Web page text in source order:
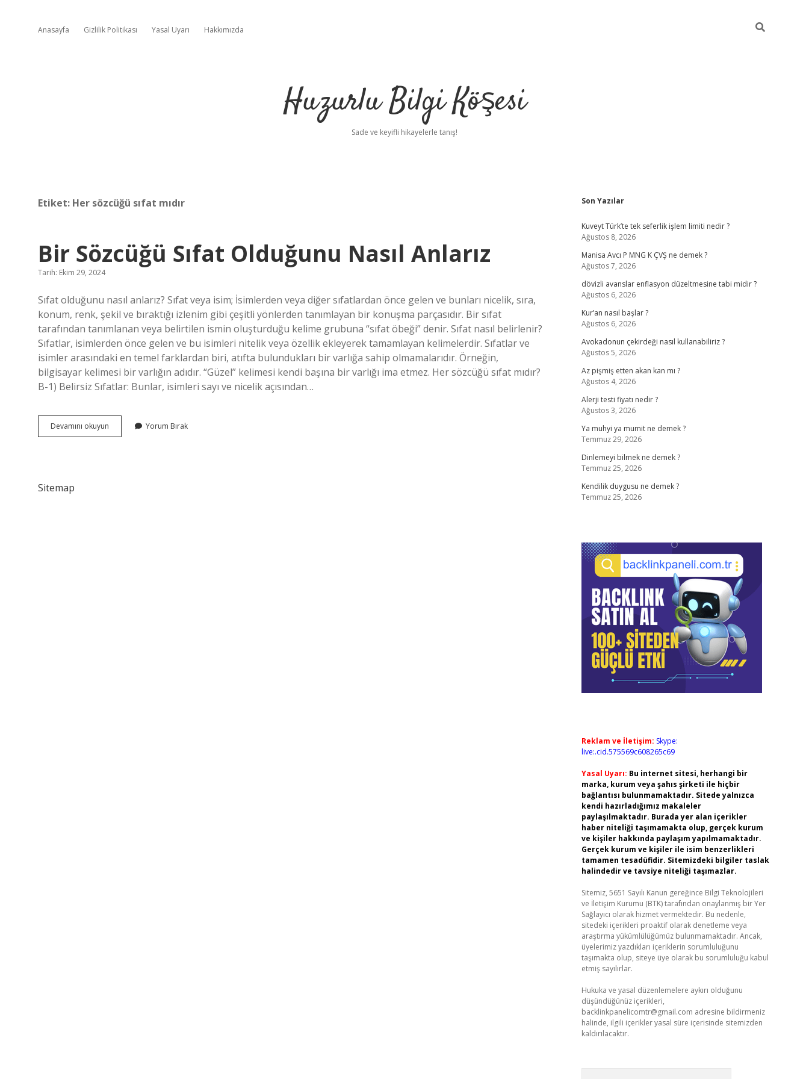
Anasayfa Gizlilik Politikası Yasal Uyarı Hakkımızda
Huzurlu Bilgi Köşesi
Sade ve keyifli hikayelerle tanış!
Etiket: Her sözcüğü sıfat mıdır
Bir Sözcüğü Sıfat Olduğunu Nasıl Anlarız
Tarih: Ekim 29, 2024
Sıfat olduğunu nasıl anlarız? Sıfat veya isim; İsimlerden veya diğer sıfatlardan önce gelen ve bunları nicelik, sıra,
konum, renk, şekil ve bıraktığı izlenim gibi çeşitli yönlerden tanımlayan bir konuşma parçasıdır. Bir sıfat
tarafından tanımlanan veya belirtilen ismin oluşturduğu kelime grubuna “sıfat öbeği” denir. Sıfat nasıl belirlenir?
Sıfatlar, isimlerden önce gelen ve bu isimleri nitelik veya özellik ekleyerek tamamlayan kelimelerdir. Sıfatlar ve
isimler arasındaki en temel farklardan biri, atıfta bulundukları bir varlığa sahip olmamalarıdır. Örneğin,
bilgisayar kelimesi bir varlığın adıdır. “Güzel” kelimesi kendi başına bir varlığı ima etmez. Her sözcüğü sıfat mıdır?
B-1) Belirsiz Sıfatlar: Bunlar, isimleri sayı ve nicelik açısından…
Devamını okuyun
Sözcüğü
Yorum Bırak
Sitemap
Sidebar
Son Yazılar
Kuveyt Türk’te tek seferlik işlem limiti nedir ?
Ağustos 8, 2026
Manisa Avcı P MNG K ÇVŞ ne demek ?
Ağustos 7, 2026
dövizli avanslar enflasyon düzeltmesine tabi midir ?
Ağustos 6, 2026
Kur’an nasıl başlar ?
Ağustos 6, 2026
Avokadonun çekirdeği nasıl kullanabiliriz ?
Ağustos 5, 2026
Az pişmiş etten akan kan mı ?
Ağustos 4, 2026
Alerji testi fiyatı nedir ?
Ağustos 3, 2026
Ya muhyi ya mumit ne demek ?
Temmuz 29, 2026
Dinlemeyi bilmek ne demek ?
Temmuz 25, 2026
Kendilik duygusu ne demek ?
Temmuz 25, 2026
Reklam ve İletişim: Skype:
live:.cid.575569c608265c69
Yasal Uyarı: Bu internet sitesi, herhangi bir
marka, kurum veya şahıs şirketi ile hiçbir
bağlantısı bulunmamaktadır. Sitede yalnızca
kendi hazırladığımız makaleler
paylaşılmaktadır. Burada yer alan içerikler
haber niteliği taşımamakta olup, gerçek kurum
ve kişiler hakkında paylaşım yapılmamaktadır.
Gerçek kurum ve kişiler ile isim benzerlikleri
tamamen tesadüfidir. Sitemizdeki bilgiler taslak
halindedir ve tavsiye niteliği taşımazlar.
Sitemiz, 5651 Sayılı Kanun gereğince Bilgi Teknolojileri
ve İletişim Kurumu (BTK) tarafından onaylanmış bir Yer
Sağlayıcı olarak hizmet vermektedir. Bu nedenle,
sitedeki içerikleri proaktif olarak denetleme veya
araştırma yükümlülüğümüz bulunmamaktadır. Ancak,
üyelerimiz yazdıkları içeriklerin sorumluluğunu
taşımakta olup, siteye üye olarak bu sorumluluğu kabul
etmiş sayılırlar.
Hukuka ve yasal düzenlemelere aykırı olduğunu
düşündüğünüz içerikleri,
backlinkpanelicomtr@gmail.com adresine bildirmeniz
halinde, ilgili içerikler yasal süre içerisinde sitemizden
kaldırılacaktır.